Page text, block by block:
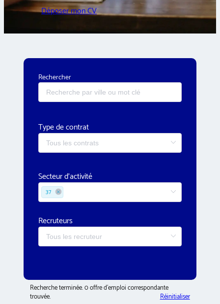
Déposer mon CV
Rechercher
Type de contrat
Secteur d'activité
37
Recruteurs
Recherche terminée. 0 offre d’emploi correspondante
trouvée.
Réinitialiser